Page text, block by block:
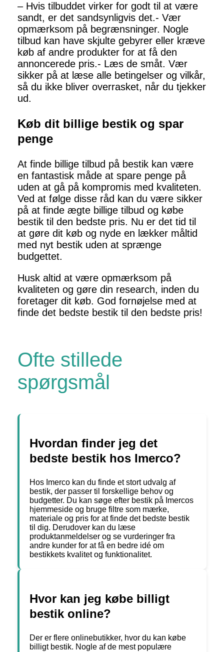
– Hvis tilbuddet virker for godt til at være
sandt, er det sandsynligvis det.- Vær
opmærksom på begrænsninger. Nogle
tilbud kan have skjulte gebyrer eller kræve
køb af andre produkter for at få den
annoncerede pris.- Læs de småt. Vær
sikker på at læse alle betingelser og vilkår,
så du ikke bliver overrasket, når du tjekker
ud.
Køb dit billige bestik og spar
penge
At finde billige tilbud på bestik kan være
en fantastisk måde at spare penge på
uden at gå på kompromis med kvaliteten.
Ved at følge disse råd kan du være sikker
på at finde ægte billige tilbud og købe
bestik til den bedste pris. Nu er det tid til
at gøre dit køb og nyde en lækker måltid
med nyt bestik uden at sprænge
budgettet.
Husk altid at være opmærksom på
kvaliteten og gøre din research, inden du
foretager dit køb. God fornøjelse med at
finde det bedste bestik til den bedste pris!
Ofte stillede
spørgsmål
Hvordan finder jeg det
bedste bestik hos Imerco?
Hos Imerco kan du finde et stort udvalg af
bestik, der passer til forskellige behov og
budgetter. Du kan søge efter bestik på Imercos
hjemmeside og bruge filtre som mærke,
materiale og pris for at finde det bedste bestik
til dig. Derudover kan du læse
produktanmeldelser og se vurderinger fra
andre kunder for at få en bedre idé om
bestikkets kvalitet og funktionalitet.
Hvor kan jeg købe billigt
bestik online?
Der er flere onlinebutikker, hvor du kan købe
billigt bestik. Nogle af de mest populære